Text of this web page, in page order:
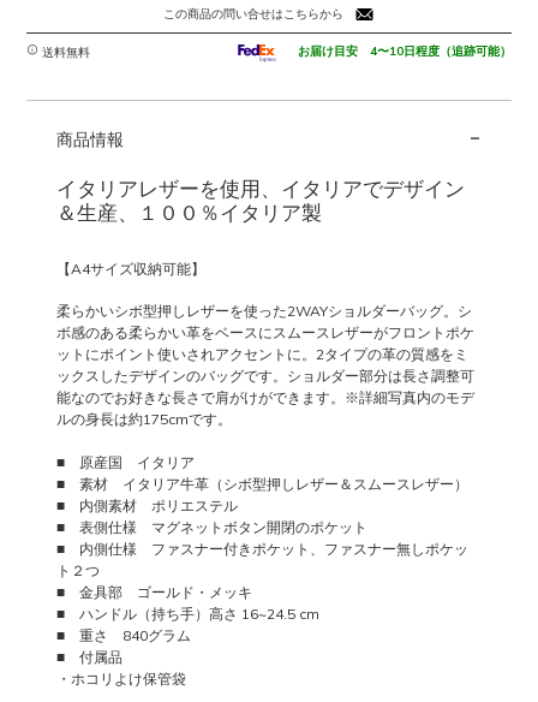
この商品の問い合せはこちらから
送料無料 お届け目安 4〜10日程度（追跡可能）
商品情報 -
イタリアレザーを使用、イタリアでデザイン
＆生産、１００％イタリア製
【A4サイズ収納可能】
柔らかいシボ型押しレザーを使った2WAYショルダーバッグ。シ
ボ感のある柔らかい革をベースにスムースレザーがフロントポケ
ットにポイント使いされアクセントに。2タイプの革の質感をミ
ックスしたデザインのバッグです。ショルダー部分は長さ調整可
能なのでお好きな長さで肩がけができます。※詳細写真内のモデ
ルの身長は約175cmです。
■ 原産国 イタリア
■ 素材 イタリア牛革（シボ型押しレザー＆スムースレザー）
■ 内側素材 ポリエステル
■ 表側仕様 マグネットボタン開閉のポケット
■ 内側仕様 ファスナー付きポケット、ファスナー無しポケッ
ト２つ
■ 金具部 ゴールド・メッキ
■ ハンドル（持ち手）高さ 16~24.5 cm
■ 重さ 840グラム
■ 付属品
・ホコリよけ保管袋